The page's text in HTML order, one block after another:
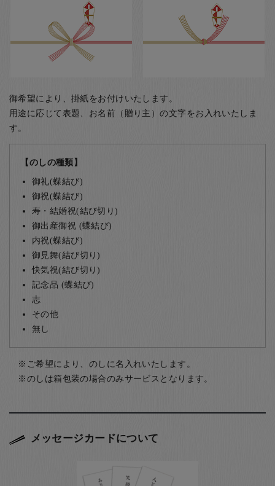
御希望により、掛紙をお付けいたします。
用途に応じて表題、お名前（贈り主）の文字をお入れいたしま
す。
【のしの種類】
御礼(蝶結び)
御祝(蝶結び)
寿・結婚祝(結び切り)
御出産御祝 (蝶結び)
内祝(蝶結び)
御見舞(結び切り)
快気祝(結び切り)
記念品 (蝶結び)
志
その他
無し
ご希望により、のしに名入れいたします。
のしは箱包装の場合のみサービスとなります。
メッセージカードについて